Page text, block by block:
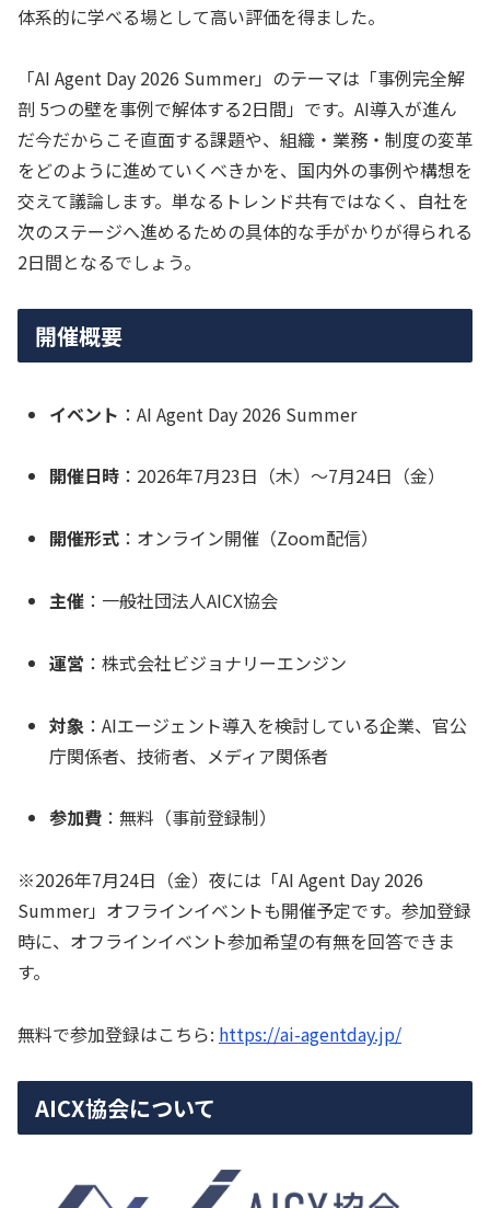
体系的に学べる場として高い評価を得ました。
「AI Agent Day 2026 Summer」のテーマは「事例完全解
剖 5つの壁を事例で解体する2日間」です。AI導入が進ん
だ今だからこそ直面する課題や、組織・業務・制度の変革
をどのように進めていくべきかを、国内外の事例や構想を
交えて議論します。単なるトレンド共有ではなく、自社を
次のステージへ進めるための具体的な手がかりが得られる
2日間となるでしょう。
開催概要
イベント ：AI Agent Day 2026 Summer
開催日時 ：2026年7月23日（木）～7月24日（金）
開催形式 ：オンライン開催（Zoom配信）
主催 ：一般社団法人AICX協会
運営 ：株式会社ビジョナリーエンジン
対象 ：AIエージェント導入を検討している企業、官公
庁関係者、技術者、メディア関係者
参加費 ：無料（事前登録制）
※2026年7月24日（金）夜には「AI Agent Day 2026
Summer」オフラインイベントも開催予定です。参加登録
時に、オフラインイベント参加希望の有無を回答できま
す。
無料で参加登録はこちら: https://ai-agentday.jp/
AICX協会について